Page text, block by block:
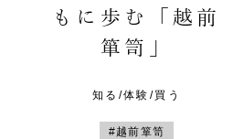
もに歩む「越前
箪笥」
知る/体験/買う
#越前箪笥